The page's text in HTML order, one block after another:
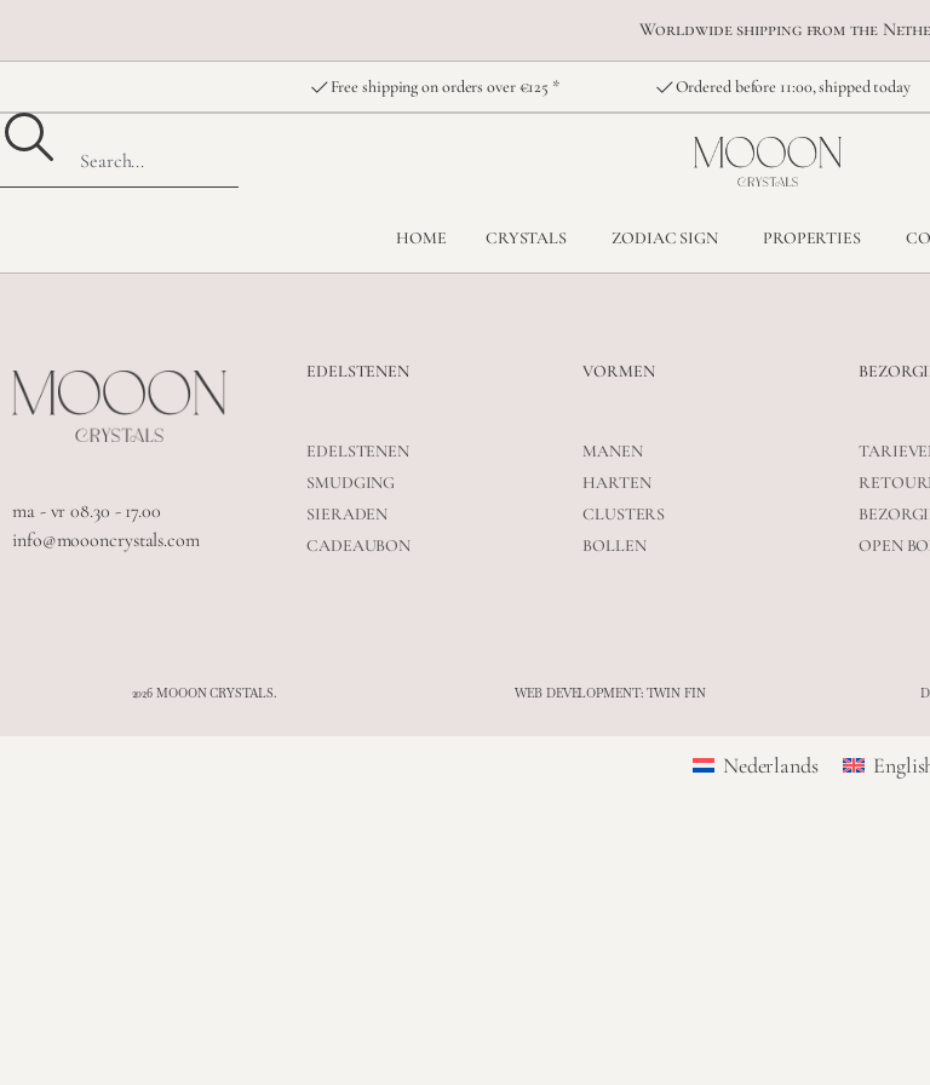
Worldwide shipping from the
Free shipping on orders over €125 * Ordered before 11:00, shipped today
HOME CRYSTALS ZODIAC SIGN PROPERTIES
ma - vr 08.30 - 17.00
info@moooncrystals.com
EDELSTENEN
EDELSTENEN
SMUDGING
SIERADEN
CADEAUBON
VORMEN
MANEN
HARTEN
CLUSTERS
BOLLEN
OPEN
2026 MOOON CRYSTALS. WEB DEVELOPMENT: TWIN FIN
Nederlands